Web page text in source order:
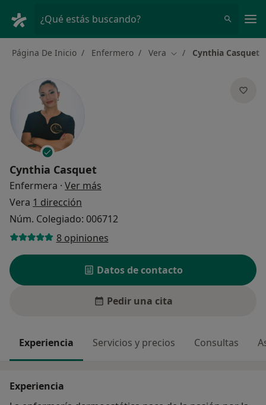
¿Qué estás buscando?
Página De Inicio Enfermero Vera Cambiar de ciudad
Cynthia Casquet
Cynthia Casquet
Enfermera · Ver más
Vera 1 dirección
Núm. Colegiado: 006712
8 opiniones
Datos de contacto
Pedir una cita
Experiencia Servicios y precios Consultas
Experiencia